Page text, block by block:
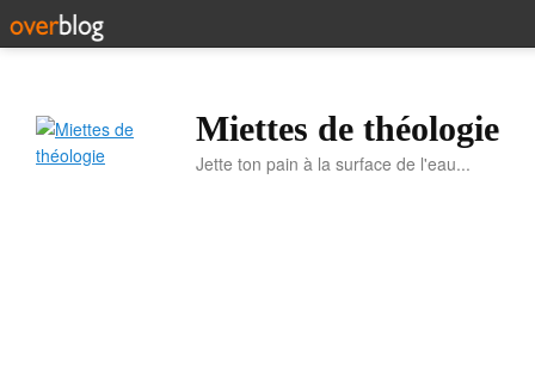
Miettes de théologie
Jette ton pain à la surface de l'eau...